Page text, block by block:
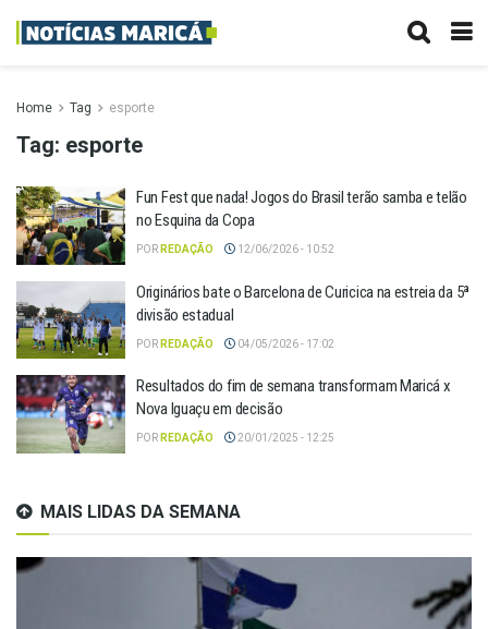
Home Tag esporte
Tag: esporte
Fun Fest que nada! Jogos do Brasil terão samba e telão
no Esquina da Copa
POR REDAÇÃO 12/06/2026 - 10:52
Originários bate o Barcelona de Curicica na estreia da 5ª
divisão estadual
POR REDAÇÃO 04/05/2026 - 17:02
Resultados do fim de semana transformam Maricá x
Nova Iguaçu em decisão
POR REDAÇÃO 20/01/2025 - 12:25
MAIS LIDAS DA SEMANA